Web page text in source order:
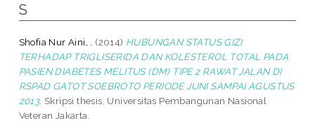
S
Shofia Nur Aini, . (2014) HUBUNGAN STATUS GIZI
TERHADAP TRIGLISERIDA DAN KOLESTEROL TOTAL PADA
PASIEN DIABETES MELITUS (DM) TIPE 2 RAWAT JALAN DI
RSPAD GATOT SOEBROTO PERIODE JUNI SAMPAI AGUSTUS
2013. Skripsi thesis, Universitas Pembangunan Nasional
Veteran Jakarta.